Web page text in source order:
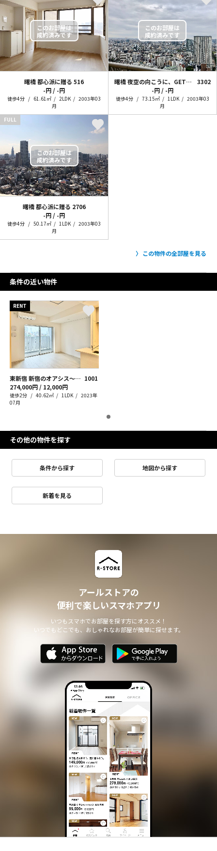
曙橋 都心派に贈る 516
-円 / -円
徒歩4分 61.61㎡ 2LDK
2003年03
月
曙橋 夜空の向こうに、GET PLANET！
3302
-円 / -円
徒歩4分 73.15㎡ 1LDK
2003年03
月
FULL
曙橋 都心派に贈る 2706
-円 / -円
徒歩4分 50.17㎡ 1LDK
2003年03
月
この物件の全部屋を見る
条件の近い物件
RENT
東新宿 新宿のオアシス～緑を添えて～ 1001
274,000円 / 12,000円
徒歩2分 40.62㎡ 1LDK
2023年
07月
その他の物件を探す
条件から探す 地図から探す
新着を見る
アールストアの
便利で楽しいスマホアプリ
いつもスマホでお部屋を探す方にオススメ！
いつでもどこでも、おしゃれなお部屋が簡単に探せます。